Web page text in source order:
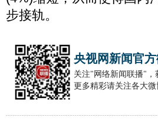
步接轨。
央视网新闻官
关注"网络新闻联播"，
更多精彩请关注各大